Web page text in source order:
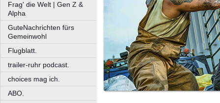
Frag' die Welt | Gen Z &
Alpha
GuteNachrichten fürs
Gemeinwohl
Flugblatt.
trailer-ruhr podcast.
choices mag ich.
ABO.